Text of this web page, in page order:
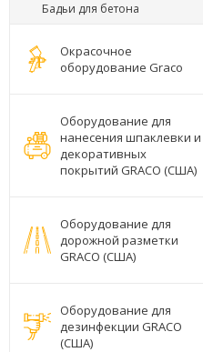
Бадьи для бетона
Окрасочное
оборудование Graco
Оборудование для
нанесения шпаклевки и
декоративных
покрытий GRACO (США)
Оборудование для
дорожной разметки
GRACO (США)
Оборудование для
дезинфекции GRACO
(США)